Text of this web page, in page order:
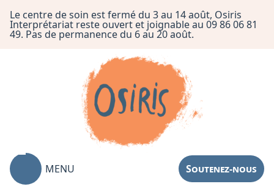
Le centre de soin est fermé du 3 au 14 août, Osiris
Interprétariat reste ouvert et joignable au 09 86 06 81
49. Pas de permanence du 6 au 20 août.
MENU Soutenez-nous